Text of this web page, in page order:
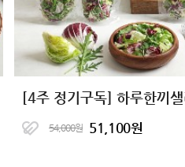
54,000원 51,100원